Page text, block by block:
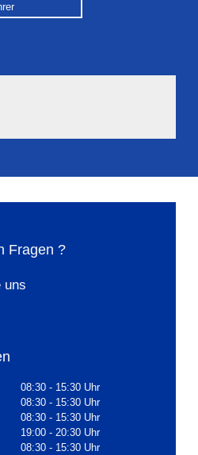
Fragen ?
uns
08:30 - 15:30 Uhr
08:30 - 15:30 Uhr
08:30 - 15:30 Uhr
19:00 - 20:30 Uhr
08:30 - 15:30 Uhr